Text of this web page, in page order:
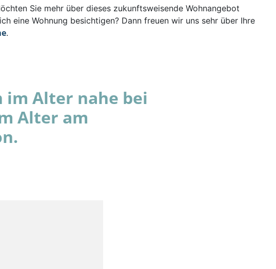
Sie mehr über dieses zukunftsweisende Wohnangebot
eine Wohnung besichtigen? Dann freuen wir uns sehr über Ihre
.
im Alter nahe bei
Alter am